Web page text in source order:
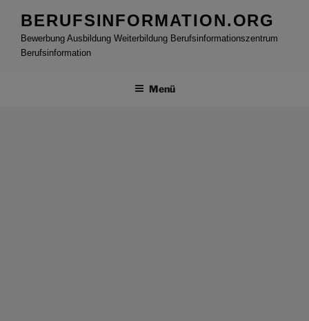
Inhalt
springen
BERUFSINFORMATION.ORG
Bewerbung Ausbildung Weiterbildung Berufsinformationszentrum
Berufsinformation
Menü